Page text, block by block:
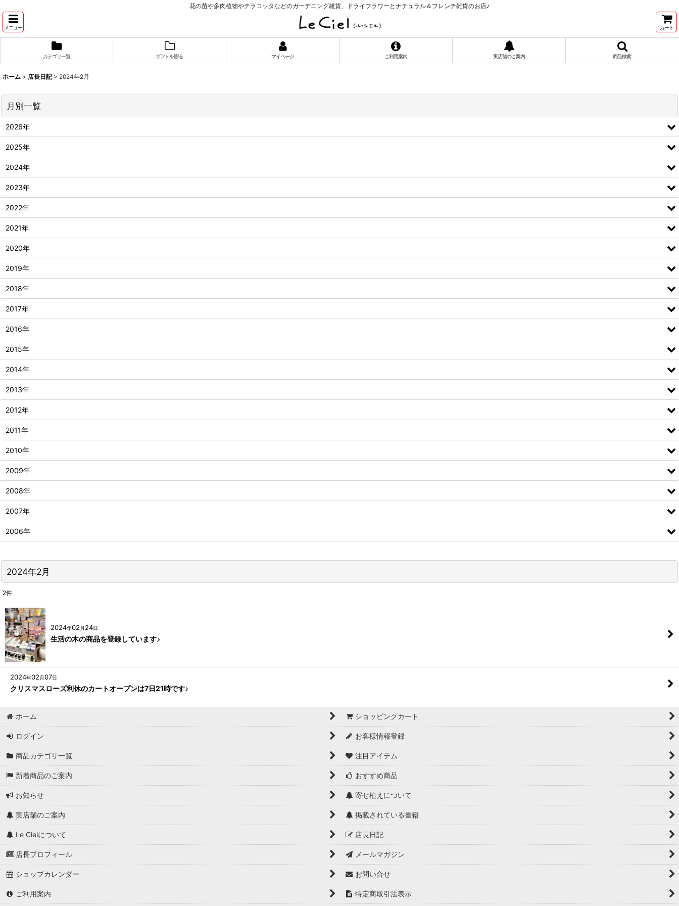
花の苗や多肉植物やテラコッタなどのガーデニング雑貨、ドライフラワーとナチュラル＆フレンチ雑貨のお店♪
メニュー カート
カテゴリ一覧 ギフトを贈る マイページ ご利用案内 実店舗のご案内 商品検索
ホーム > 店長日記 > 2024年2月
2024年2月
2件
2024年02 月 24日
生活の木の商品を登録しています♪
2024年02 月07日
クリスマスローズ利休のカートオープンは7日21時です♪
月別一覧
2026年
2025年
2024年
2023年
2022年
2021年
2020年
2019年
2018年
2017年
2016年
2015年
2014年
2013年
2012年
2011年
2010年
2009年
2008年
2007年
2006年
ホーム ショッピングカート
ログイン お客様情報登録
商品カテゴリ一覧 注目アイテム
新着商品のご案内 おすすめ商品
お知らせ 寄せ植えについて
実店舗のご案内 掲載されている書籍
Le Cielについて 店長日記
店長プロフィール メールマガジン
ショップカレンダー お問い合せ
ご利用案内 特定商取引法表示